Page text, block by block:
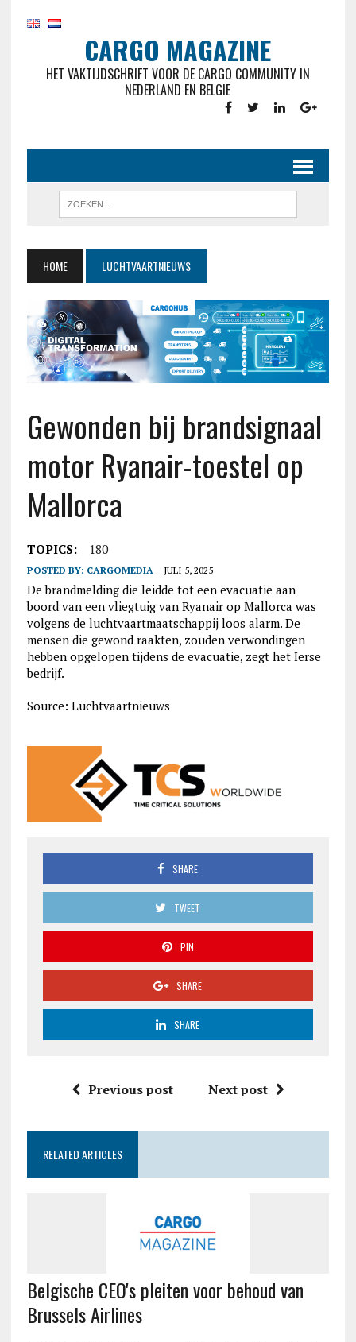
CARGO MAGAZINE
HET VAKTIJDSCHRIFT VOOR DE CARGO COMMUNITY IN
NEDERLAND EN BELGIE
HOME LUCHTVAARTNIEUWS
Gewonden bij brandsignaal
motor Ryanair-toestel op
Mallorca
TOPICS: 180
POSTED BY: CARGOMEDIA JULI 5, 2025
De brandmelding die leidde tot een evacuatie aan
boord van een vliegtuig van Ryanair op Mallorca was
volgens de luchtvaartmaatschappij loos alarm. De
mensen die gewond raakten, zouden verwondingen
hebben opgelopen tijdens de evacuatie, zegt het Ierse
bedrijf.
Source: Luchtvaartnieuws
SHARE
TWEET
PIN
SHARE
SHARE
Previous post Next post
RELATED ARTICLES
Belgische CEO's pleiten voor behoud van
Brussels Airlines